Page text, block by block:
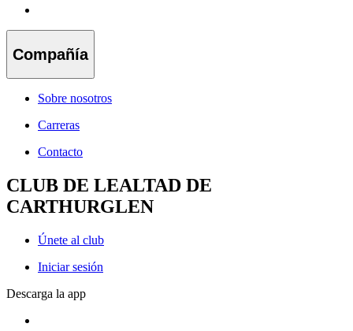
Compañía
Sobre nosotros
Carreras
Contacto
CLUB DE LEALTAD DE
CARTHURGLEN
Únete al club
Iniciar sesión
Descarga la app